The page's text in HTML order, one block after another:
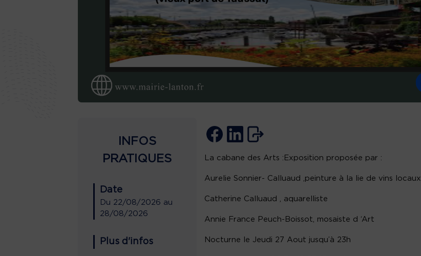
INFOS
PRATIQUES
Date
Du 22/08/2026 au
28/08/2026
Plus d'infos
La cabane des Arts :Exposition proposée par :
Aurelie Sonnier- Calluaud ,peinture à la lie de vins locaux
Catherine Calluaud , aquarelliste
Annie France Peuch-Boissot, mosaiste d ‘Art
Nocturne le Jeudi 27 Aout jusqu’à 23h